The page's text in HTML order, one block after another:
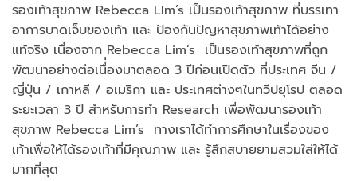
รองเท้าสุขภาพ Rebecca LIm’s เป็นรองเท้าสุขภาพ ที่บรรเทา
อาการบาดเจ็บของเท้า และ ป้องกันปัญหาสุขภาพเท้าได้อย่าง
แท้จริง เนื่องจาก Rebecca Lim’s เป็นรองเท้าสุขภาพที่ถูก
พัฒนาอย่างต่อเนื่่องมาตลอด 3 ปีก่อนเปิดตัว ที่ประเทศ จีน /
ญี่ปุ่น / เกาหลี / อเมริกา และ ประเทศต่างๆในทวีปยุโรป ตลอด
ระยะเวลา 3 ปี สำหรับการทำ Research เพื่อพัฒนารองเท้า
สุขภาพ Rebecca Lim’s ทางเราได้ทำการศึกษาในเรื่องของ
เท้าเพื่อให้ได้รองเท้าที่มีคุณภาพ และ รู้สึกสบายยามสวมใส่ให้ได้
มากที่สุด